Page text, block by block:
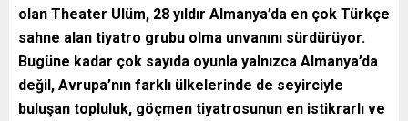
olan Theater Ulüm, 28 yıldır Almanya’da en çok Türkçe
sahne alan tiyatro grubu olma unvanını sürdürüyor.
Bugüne kadar çok sayıda oyunla yalnızca Almanya’da
değil, Avrupa’nın farklı ülkelerinde de seyirciyle
buluşan topluluk, göçmen tiyatrosunun en istikrarlı ve